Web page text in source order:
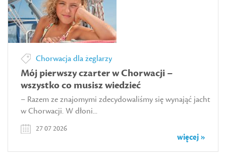
Chorwacja dla żeglarzy
Mój pierwszy czarter w Chorwacji –
wszystko co musisz wiedzieć
– Razem ze znajomymi zdecydowaliśmy się wynająć jacht
w Chorwacji. W dłoni...
więcej »
27 07 2026